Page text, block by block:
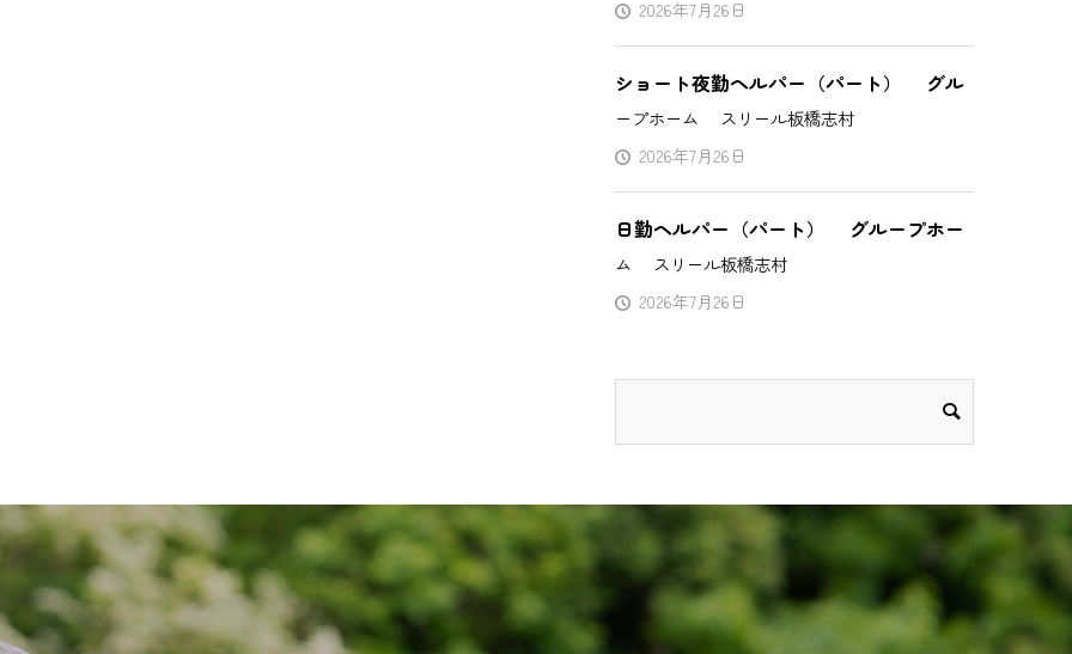
2026年7月26日
ショート夜勤ヘルパー（パート） グル
ープホーム スリール板橋志村
2026年7月26日
日勤ヘルパー（パート） グループホー
ム スリール板橋志村
2026年7月26日